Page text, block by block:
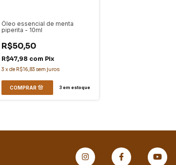
Óleo essencial de menta
piperita - 10ml
R$50,50
R$47,98 com Pix
3 xde R$16,83 sem juros
3em estoque